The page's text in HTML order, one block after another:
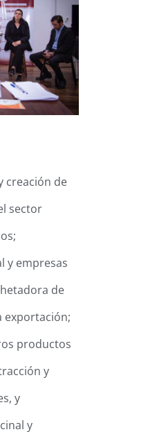
creación de
sector
y empresas
de
exportación;
productos
y
y
y